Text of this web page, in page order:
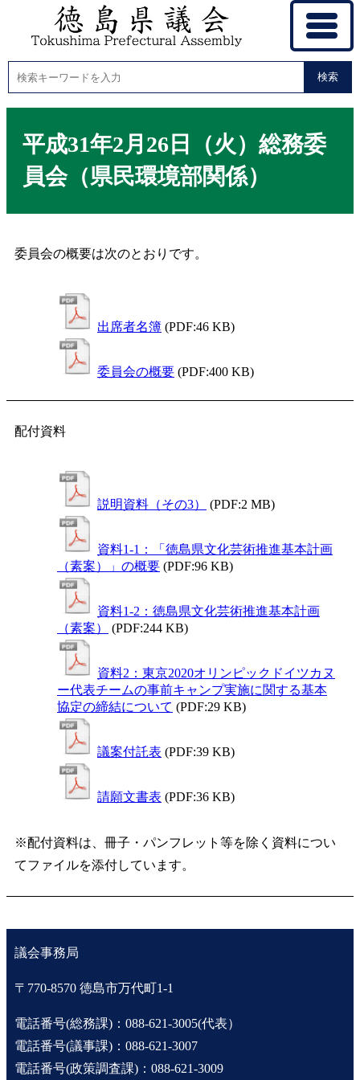
検索
平成31年2月26日（火）総務委
員会（県民環境部関係）
委員会の概要は次のとおりです。
出席者名簿 (PDF:46 KB)
委員会の概要 (PDF:400 KB)
配付資料
説明資料（その3） (PDF:2 MB)
資料1-1：「徳島県文化芸術推進基本計画
（素案）」の概要 (PDF:96 KB)
資料1-2：徳島県文化芸術推進基本計画
（素案）
(PDF:244 KB)
資料2：東京2020オリンピックドイツカヌ
ー代表チームの事前キャンプ実施に関する基本
協定の締結について (PDF:29 KB)
議案付託表 (PDF:39 KB)
請願文書表 (PDF:36 KB)
※配付資料は、冊子・パンフレット等を除く資料につい
てファイルを添付しています。
議会事務局
〒770-8570 徳島市万代町1-1
電話番号(総務課)：088-621-3005(代表）
電話番号(議事課)：088-621-3007
電話番号(政策調査課)：088-621-3009